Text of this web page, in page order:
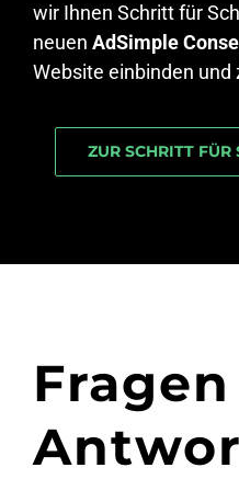
wir Ihnen Schritt für
neuen AdSimple
Website einbinden
ZUR SCHRITT FÜR